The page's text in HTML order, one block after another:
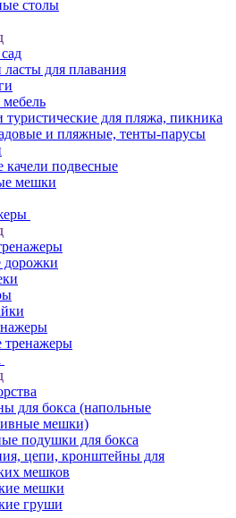
столы
для плавания
туристические для пляжа, пикника
и пляжные, тенты-парусы
качели подвесные
мешки
дорожки
тренажеры
для бокса (напольные
мешки)
подушки для бокса
цепи, кронштейны для
мешков
мешки
груши